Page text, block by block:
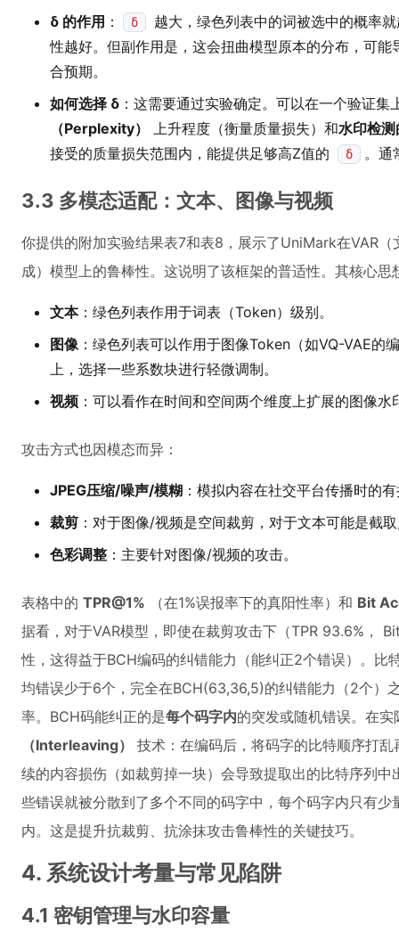
δ 的作用 ： δ
越大，绿色列表中的词被选中的概率
性越好。但副作用是，这会扭曲模型原本的分布，可
合预期。
如何选择 δ ：这需要通过实验确定。可以在一个验证
（Perplexity）
上升程度（衡量质量损失）和水印检
接受的质量损失范围内，能提供足够高Z值的
δ 。
3.3 多模态适配：文本、图像与视频
你提供的附加实验结果表7和表8，展示了UniMark在VAR
成）模型上的鲁棒性。这说明了该框架的普适性。其核心思
文本：绿色列表作用于词表（Token）级别。
图像：绿色列表可以作用于图像Token（如VQ-VAE的
上，选择一些系数块进行轻微调制。
视频 ：可以看作在时间和空间两个维度上扩展的图像水
攻击方式也因模态而异：
JPEG压缩/噪声/模糊 ：模拟内容在社交平台传播时的
裁剪 ：对于图像/视频是空间裁剪，对于文本可能是截
色彩调整 ：主要针对图像/视频的攻击。
表格中的 TPR@1% （在1%误报率下的真阳性率）和 Bit
据看，对于VAR模型，即使在裁剪攻击下（TPR 93.6%，
性，这得益于BCH编码的纠错能力（能纠正2个错误）。比
均错误少于6个，完全在BCH(63,36,5)的纠错能力（2个）
率。BCH码能纠正的是每个码字内的突发或随机错误。在
（Interleaving）
技术：在编码后，将码字的比特顺序打
续的内容损伤（如裁剪掉一块）会导致提取出的比特序列
些错误就被分散到了多个不同的码字中，每个码字内只有
内。这是提升抗裁剪、抗涂抹攻击鲁棒性的关键技巧。
4. 系统设计考量与常见陷阱
4.1 密钥管理与水印容量